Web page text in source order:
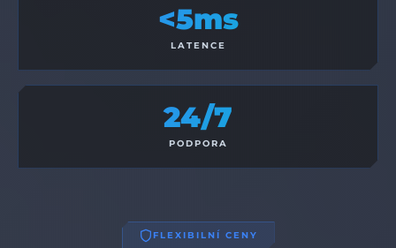
<5ms
LATENCE
24/7
PODPORA
FLEXIBILNÍ CENY